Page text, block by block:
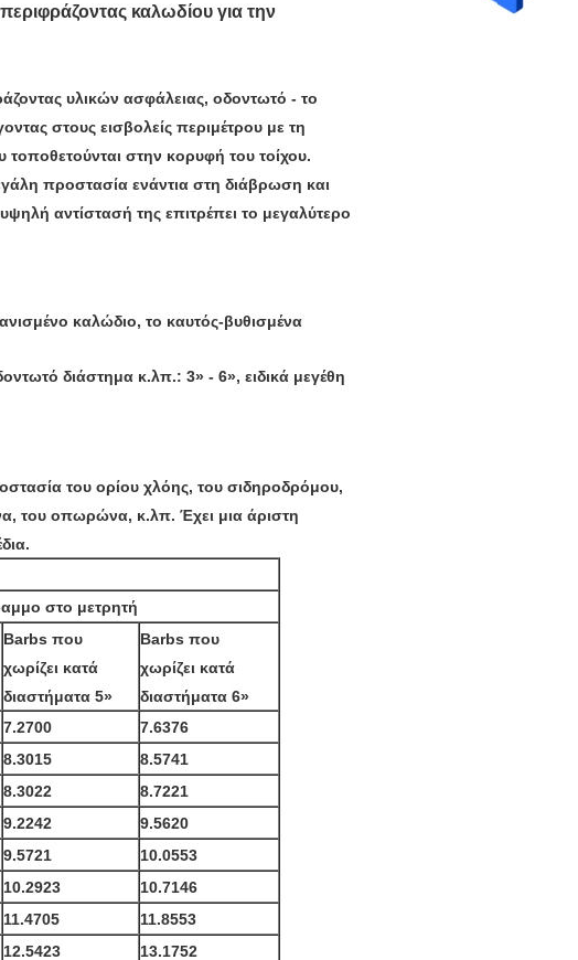
καλωδίου για την
υλικών ασφάλειας, οδοντωτό - το
στους εισβολείς περιμέτρου με τη
στην κορυφή του τοίχου.
προστασία ενάντια στη διάβρωση και
αντίστασή της επιτρέπει το μεγαλύτερο
καλώδιο, το καυτός-βυθισμένα
διάστημα κ.λπ.: 3» - 6», ειδικά μεγέθη
του ορίου χλόης, του σιδηροδρόμου,
του οπωρώνα, κ.λπ. Έχει μια άριστη
στο μετρητή
Barbs που
χωρίζει κατά
διαστήματα 5»
Barbs που
χωρίζει κατά
διαστήματα 6»
7.2700
7.6376
8.3015
8.5741
8.3022
8.7221
9.2242
9.5620
9.5721
10.0553
10.2923
10.7146
11.4705
11.8553
12.5423
13.1752